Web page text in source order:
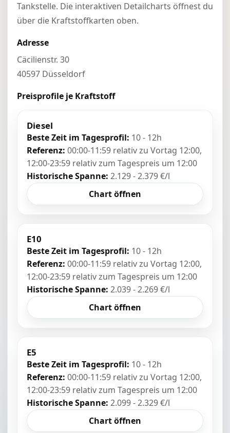
Tankstelle. Die interaktiven Detailcharts öffnest du
über die Kraftstoffkarten oben.
Adresse
Cäcilienstr. 30
40597 Düsseldorf
Preisprofile je Kraftstoff
Diesel
Beste Zeit im Tagesprofil: 10 - 12h
Referenz: 00:00-11:59 relativ zu Vortag 12:00,
12:00-23:59 relativ zum Tagespreis um 12:00
Historische Spanne: 2.129 - 2.379 €/l
Chart öffnen
E10
Beste Zeit im Tagesprofil: 10 - 12h
Referenz: 00:00-11:59 relativ zu Vortag 12:00,
12:00-23:59 relativ zum Tagespreis um 12:00
Historische Spanne: 2.039 - 2.269 €/l
Chart öffnen
E5
Beste Zeit im Tagesprofil: 10 - 12h
Referenz: 00:00-11:59 relativ zu Vortag 12:00,
12:00-23:59 relativ zum Tagespreis um 12:00
Historische Spanne: 2.099 - 2.329 €/l
Chart öffnen